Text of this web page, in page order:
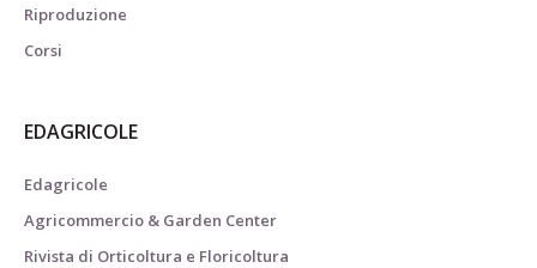
Riproduzione
Corsi
EDAGRICOLE
Edagricole
Agricommercio & Garden Center
Rivista di Orticoltura e Floricoltura